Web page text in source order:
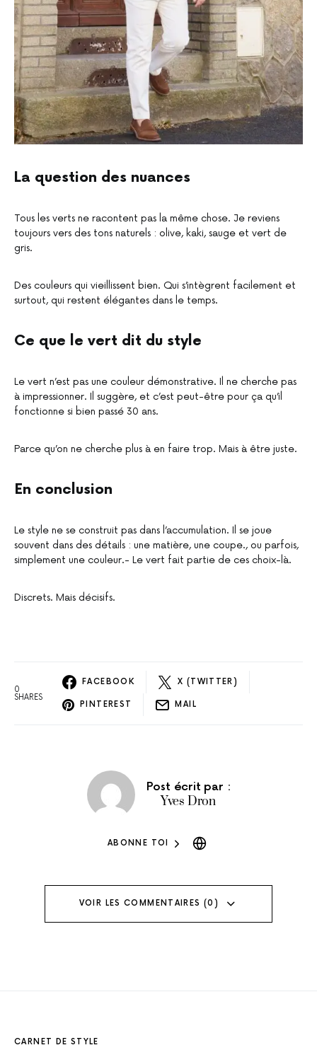
La question des nuances
Tous les verts ne racontent pas la même chose. Je reviens
toujours vers des tons naturels : olive, kaki, sauge et vert de
gris.
Des couleurs qui vieillissent bien. Qui s’intègrent facilement et
surtout, qui restent élégantes dans le temps.
Ce que le vert dit du style
Le vert n’est pas une couleur démonstrative. Il ne cherche pas
à impressionner. Il suggère, et c’est peut-être pour ça qu’il
fonctionne si bien passé 30 ans.
Parce qu’on ne cherche plus à en faire trop. Mais à être juste.
En conclusion
Le style ne se construit pas dans l’accumulation. Il se joue
souvent dans des détails : une matière, une coupe., ou parfois,
simplement une couleur.- Le vert fait partie de ces choix-là.
Discrets. Mais décisifs.
0
SHARES
FACEBOOK X (TWITTER)
PINTEREST MAIL
Post écrit par :
Yves Dron
ABONNE TOI
VOIR LES COMMENTAIRES (0)
CARNET DE STYLE